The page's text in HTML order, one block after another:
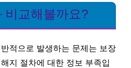
비교해볼까요?
적으로 발생하는 문제는 보장
지 절차에 대한 정보 부족입